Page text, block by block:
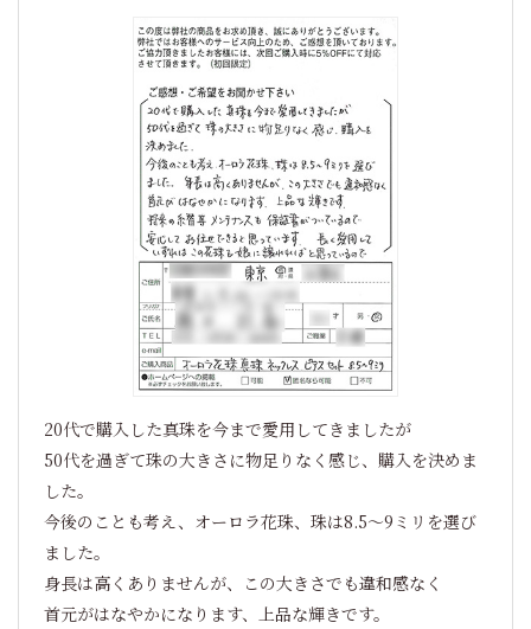
20代で購入した真珠を今まで愛用してきましたが
50代を過ぎて珠の大きさに物足りなく感じ、購入を決めま
した。
今後のことも考え、オーロラ花珠、珠は8.5～9ミリを選び
ました。
身長は高くありませんが、この大きさでも違和感なく
首元がはなやかになります、上品な輝きです。